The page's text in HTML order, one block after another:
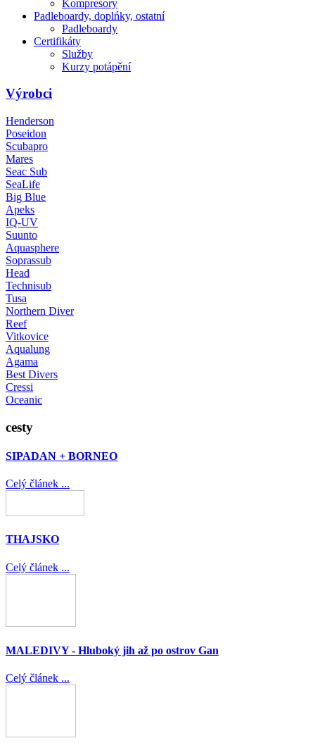
Kompresory
Padleboardy, doplńky, ostatní
Padleboardy
Certifikáty
Služby
Kurzy potápění
Výrobci
Henderson
Poseidon
Scubapro
Mares
Seac Sub
SeaLife
Big Blue
Apeks
IQ-UV
Suunto
Aquasphere
Soprassub
Head
Technisub
Tusa
Northern Diver
Reef
Vitkovice
Aqualung
Agama
Best Divers
Cressi
Oceanic
cesty
SIPADAN + BORNEO
Celý článek ...
THAJSKO
Celý článek ...
MALEDIVY - Hluboký jih až po ostrov Gan
Celý článek ...